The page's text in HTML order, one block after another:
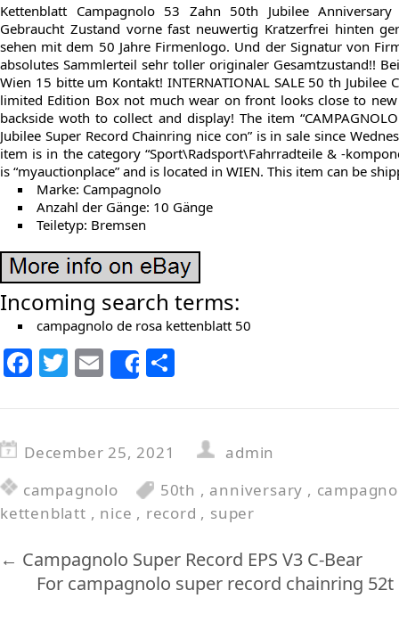
Kettenblatt Campagnolo 53 Zahn 50th Jubilee Anniversary
Gebraucht Zustand vorne fast neuwertig Kratzerfrei hinten
sehen mit dem 50 Jahre Firmenlogo. Und der Signatur von
absolutes Sammlerteil sehr toller originaler Gesamtzustand!!
Wien 15 bitte um Kontakt! INTERNATIONAL SALE 50 th
limited Edition Box not much wear on front looks close to
backside woth to collect and display! The item
Jubilee Super Record Chainring nice con” is in sale since
item is in the category “Sport\Radsport\Fahrradteile & -
is “myauctionplace” and is located in WIEN. This item can be
Marke: Campagnolo
Anzahl der Gänge: 10 Gänge
Teiletyp: Bremsen
Incoming search terms:
campagnolo de rosa kettenblatt 50
F
c
e
o
k
T
itt
er
E
m
ai
l
Share
ar
December 25, 2021
admin
campagnolo
50th , anniversary ,
kettenblatt , nice , record , super
← Campagnolo Super Record EPS V3 C-Bear
For campagnolo super record chainring